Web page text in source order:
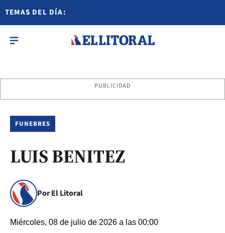
TEMAS DEL DÍA:
PUBLICIDAD
FUNEBRES
LUIS BENITEZ
Por El Litoral
Miércoles, 08 de julio de 2026 a las 00:00